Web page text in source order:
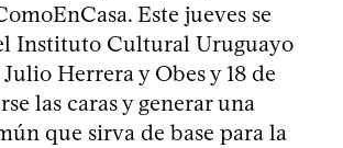
Este jueves se
Instituto Cultural Uruguayo
Herrera y Obes y 18 de
las caras y generar una
que sirva de base para la